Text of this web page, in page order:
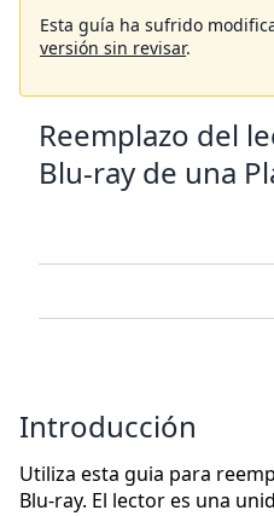
Esta guía ha sufrido
versión sin revisar.
Reemplazo del
Blu-ray de una
Introducción
Utiliza esta guia para
Blu-ray. El lector es una